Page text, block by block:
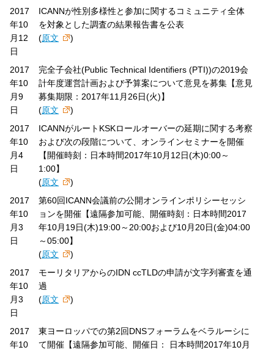
2017
年10
月12
日
ICANNが性別多様性と参加に関するコミュニティ全体
を対象とした調査の結果報告書を公表
(原文 )
2017
年10
月9
日
完全子会社(Public Technical Identifiers (PTI))の2019会
計年度運営計画および予算案について意見を募集【意見
募集期限：2017年11月26日(火)】
(原文
)
2017
年10
月4
日
ICANNがルートKSKロールオーバーの延期に関する考察
および次の段階について、オンラインセミナーを開催
【開催時刻：日本時間2017年10月12日(木)0:00～
1:00】
(原文
)
2017
年10
月3
日
第60回ICANN会議前の公開オンラインポリシーセッシ
ョンを開催【遠隔参加可能、開催時刻：日本時間2017
年10月19日(木)19:00～20:00および10月20日(金)04:00
～05:00】
(原文
)
2017
年10
月3
日
モーリタリアからのIDN ccTLDの申請が文字列審査を通
過
(原文 )
2017
年10
東ヨーロッパでの第2回DNSフォーラムをベラルーシに
て開催【遠隔参加可能、開催日： 日本時間2017年10月